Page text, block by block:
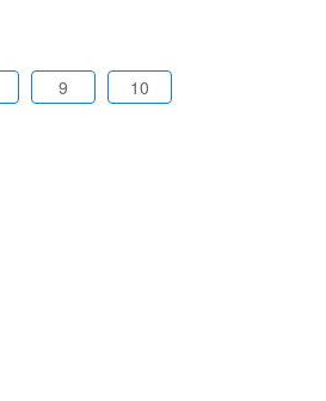
9 10